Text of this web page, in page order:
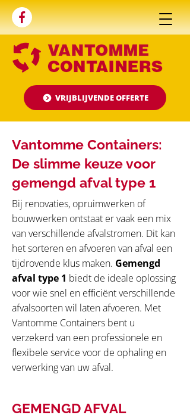
VRIJBLIJVENDE OFFERTE
WERVIKSTRAAT327 - 8930MENEN -0475 51
54 18-info@vantommecontainers.be
Vantomme Containers:
De slimme keuze voor
gemengd afval type 1
Bij renovaties, opruimwerken of
bouwwerken ontstaat er vaak een mix
van verschillende afvalstromen. Dit kan
het sorteren en afvoeren van afval een
tijdrovende klus maken. Gemengd
afval type 1 biedt de ideale oplossing
voor wie snel en efficiënt verschillende
afvalsoorten wil laten afvoeren. Met
Vantomme Containers bent u
verzekerd van een professionele en
flexibele service voor de ophaling en
verwerking van uw afval.
GEMENGD AFVAL